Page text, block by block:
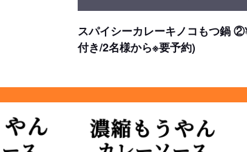
スパイシーカレーキノコもつ鍋
付き/2名様から※要予約)